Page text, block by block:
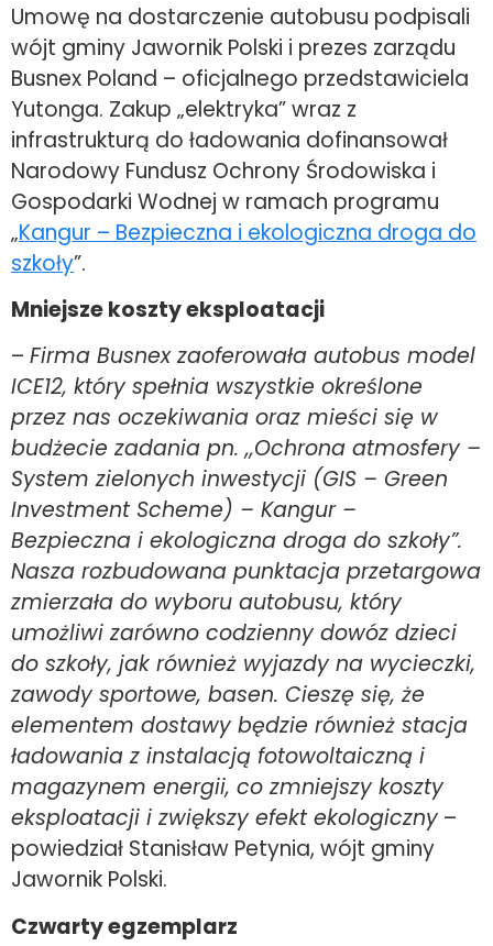
Umowę na dostarczenie autobusu podpisali
wójt gminy Jawornik Polski i prezes zarządu
Busnex Poland – oficjalnego przedstawiciela
Yutonga. Zakup „elektryka” wraz z
infrastrukturą do ładowania dofinansował
Narodowy Fundusz Ochrony Środowiska i
Gospodarki Wodnej w ramach programu
„Kangur – Bezpieczna i ekologiczna droga do
szkoły”.
Mniejsze koszty eksploatacji
– Firma Busnex zaoferowała autobus model
ICE12, który spełnia wszystkie określone
przez nas oczekiwania oraz mieści się w
budżecie zadania pn. ,,Ochrona atmosfery –
System zielonych inwestycji (GIS – Green
Investment Scheme) – Kangur –
Bezpieczna i ekologiczna droga do szkoły”.
Nasza rozbudowana punktacja przetargowa
zmierzała do wyboru autobusu, który
umożliwi zarówno codzienny dowóz dzieci
do szkoły, jak również wyjazdy na wycieczki,
zawody sportowe, basen. Cieszę się, że
elementem dostawy będzie również stacja
ładowania z instalacją fotowoltaiczną i
magazynem energii, co zmniejszy koszty
eksploatacji i zwiększy efekt ekologiczny –
powiedział Stanisław Petynia, wójt gminy
Jawornik Polski.
Czwarty egzemplarz